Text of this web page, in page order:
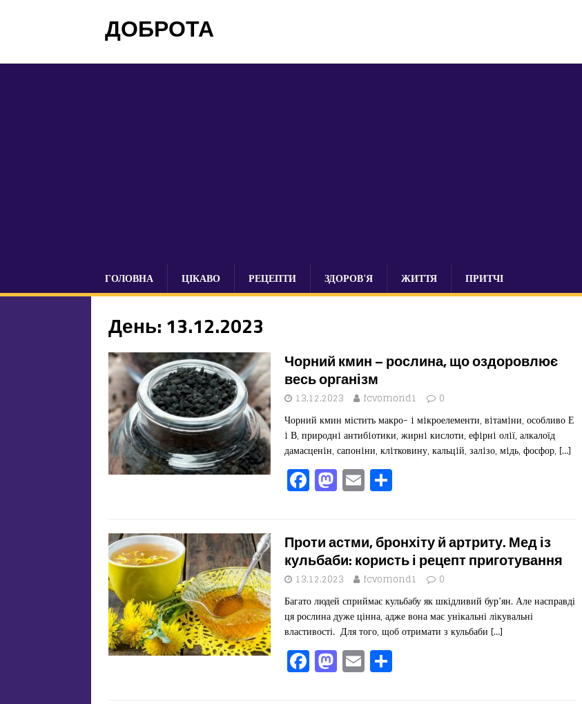
ДОБРОТА
ГОЛОВНА ЦІКАВО РЕЦЕПТИ ЗДОРОВ’Я ЖИТТЯ ПРИТЧІ
День: 13.12.2023
Чорний кмин – рослина, що оздоровлює
весь організм
13.12.2023 fcvomond1 0
Чорний кмин містить макро- i мiкроелементи, вiтамiни, особливо Е
i В, природнi антибiотики, жирнi кислоти, ефiрнi олiї, алкалоїд
дамасценiн, сапонiни, клiтковину, кальцiй, залiзо, мiдь, фосфор, […]
F
a
e
b
o
o
k
M
a
o
d
o
n
E
m
l ит
ис
я
Проти астми, бронхіту й артриту. Мед із
кульбаби: користь і рецепт приготування
13.12.2023 fcvomond1 0
Багато людей сприймає кульбабу як шкідливий бур’ян. Але насправді
ця рослина дуже цінна, адже вона має унікальні лікувальні
властивості. Для того, щоб отримати з кульбаби […]
F
a
M
a
E
m